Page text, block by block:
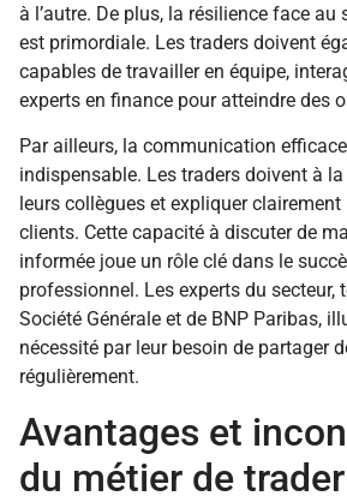
à l’autre. De plus, la résilience face au
est primordiale. Les traders doivent
capables de travailler en équipe,
experts en finance pour atteindre des
Par ailleurs, la communication
indispensable. Les traders doivent à
leurs collègues et expliquer
clients. Cette capacité à discuter de
informée joue un rôle clé dans le
professionnel. Les experts du secteur,
Société Générale et de BNP Paribas,
nécessité par leur besoin de partager
régulièrement.
Avantages et
du métier de trader